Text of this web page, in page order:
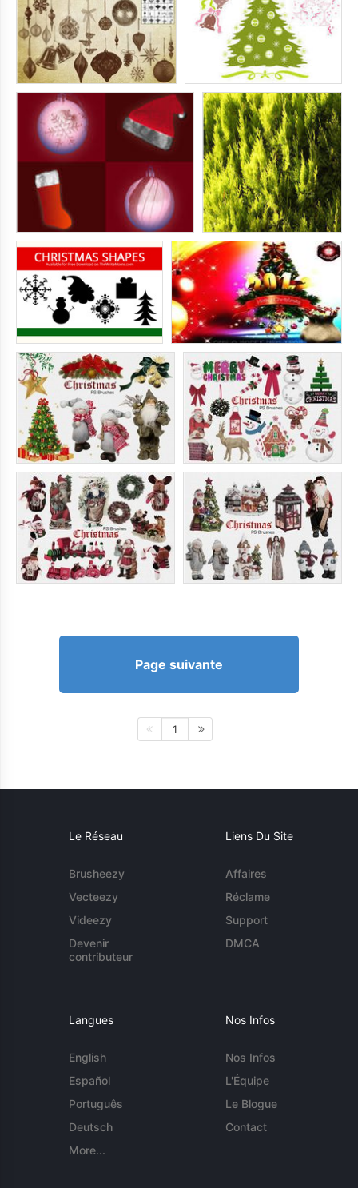
Page suivante
1
Le Réseau
Brusheezy
Vecteezy
Videezy
Devenir
contributeur
Liens Du Site
Affaires
Réclame
Support
DMCA
Langues
English
Español
Português
Deutsch
More...
Nos Infos
Nos Infos
L'Équipe
Le Blogue
Contact